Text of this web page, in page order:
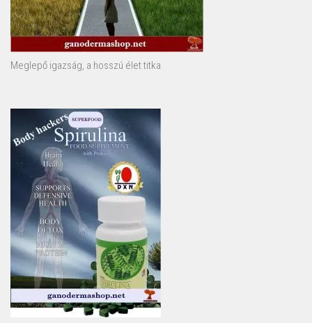
Meglepő igazság, a hosszú élet titka